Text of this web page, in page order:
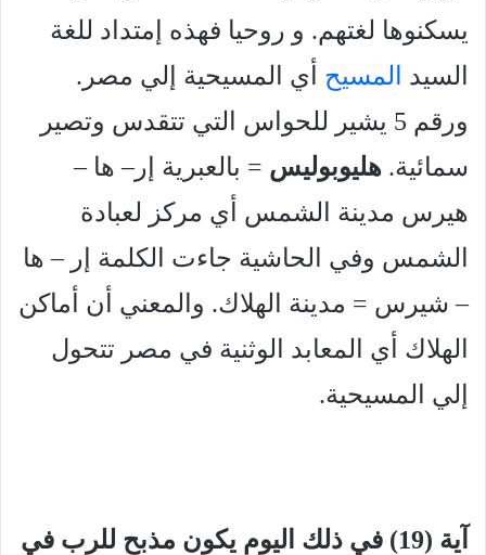
يسكنوها لغتهم. و روحيا فهذه إمتداد للغة
السيد
المسيح أي المسيحية إلي مصر.
ورقم 5 يشير للحواس التي تتقدس وتصير
سمائية. هليوبوليس = بالعبرية إر– ها –
هيرس مدينة الشمس أي مركز لعبادة
الشمس وفي الحاشية جاءت الكلمة إر – ها
– شيرس = مدينة الهلاك. والمعني أن أماكن
الهلاك أي المعابد الوثنية في مصر تتحول
إلي المسيحية.
آية (19) في ذلك اليوم يكون مذبح للرب في